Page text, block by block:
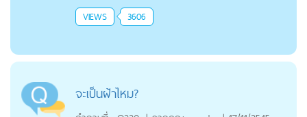
VIEWS 3606
จะเป็นฝ้าไหม?